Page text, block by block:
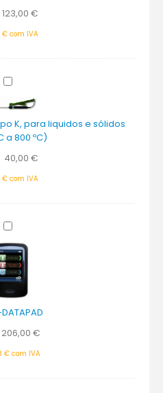
visor
LCD
123,00 €
€ com IVA
Sonda
185mm,
Tipo
K,
liquidos
e
(-50
ºC
a
800
ºC)
K, para liquidos e sólidos
a 800 ºC)
40,00 €
€ com IVA
EL-
DATAPAD
DATAPAD
206,00 €
€ com IVA